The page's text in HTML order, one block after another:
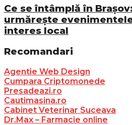
Ce se întâmplă în
urmărește
interes local
Recomandari
Agentie Web Design
Cumpara Criptomonede
Presadeazi.ro
Cautimasina.ro
Cabinet Veterinar Suceava
Dr.Max – Farmacie online